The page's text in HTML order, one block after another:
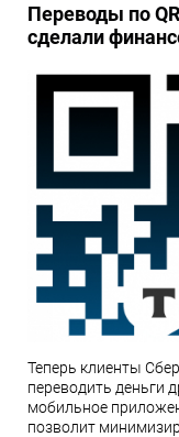
Переводы по
сделали
Теперь клиенты
переводить деньги
мобильное
позволит